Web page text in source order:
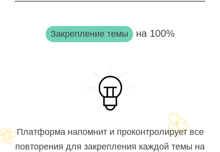
Закрепление темы на 100%
Платформа напомнит и проконтролирует все
повторения для закрепления каждой темы на